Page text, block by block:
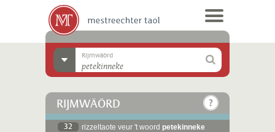
Rijmwäörd
RIJMWÄÖRD
32 rizzeltaote veur 't woord petekinneke